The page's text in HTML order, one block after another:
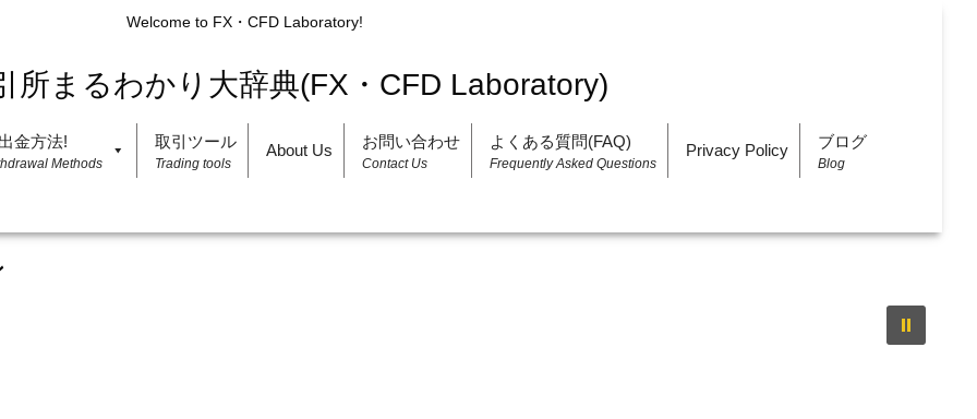
Welcome to FX・CFD Laboratory!
金方法!
Methods
取引ツール
Trading tools
About Us お問い合わせ
Contact Us
よくある質問(FAQ)
Frequently Asked Questions
Privacy Policy ブログ
Blog